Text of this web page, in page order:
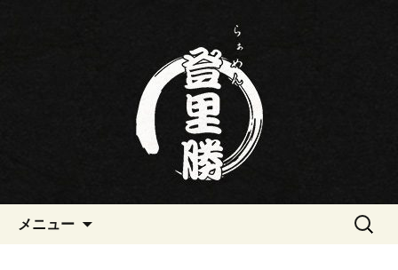
三重・桑名の寿司・ラーメン屋
らぁめん登里勝(とりかつ)のブ
ん登里勝(とりかつ)のブログです
メニュー
検